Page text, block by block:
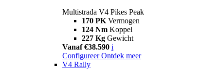
Multistrada V4 Pikes Peak
170 PK Vermogen
124 Nm Koppel
227 Kg Gewicht
Vanaf €38.590 i
Configureer Ontdek meer
V4 Rally